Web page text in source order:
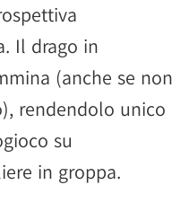
Il drago in
(anche se non
rendendolo unico
su
in groppa.